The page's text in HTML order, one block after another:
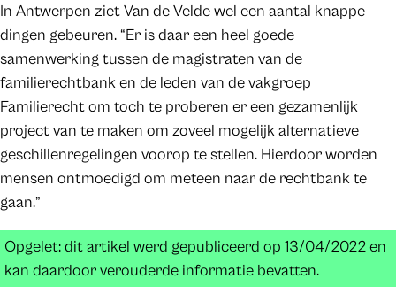
In Antwerpen ziet Van de Velde wel een aantal knappe
dingen gebeuren. “Er is daar een heel goede
samenwerking tussen de magistraten van de
familierechtbank en de leden van de vakgroep
Familierecht om toch te proberen er een gezamenlijk
project van te maken om zoveel mogelijk alternatieve
geschillenregelingen voorop te stellen. Hierdoor worden
mensen ontmoedigd om meteen naar de rechtbank te
gaan.”
Opgelet: dit artikel werd gepubliceerd op 13/04/2022 en
kan daardoor verouderde informatie bevatten.